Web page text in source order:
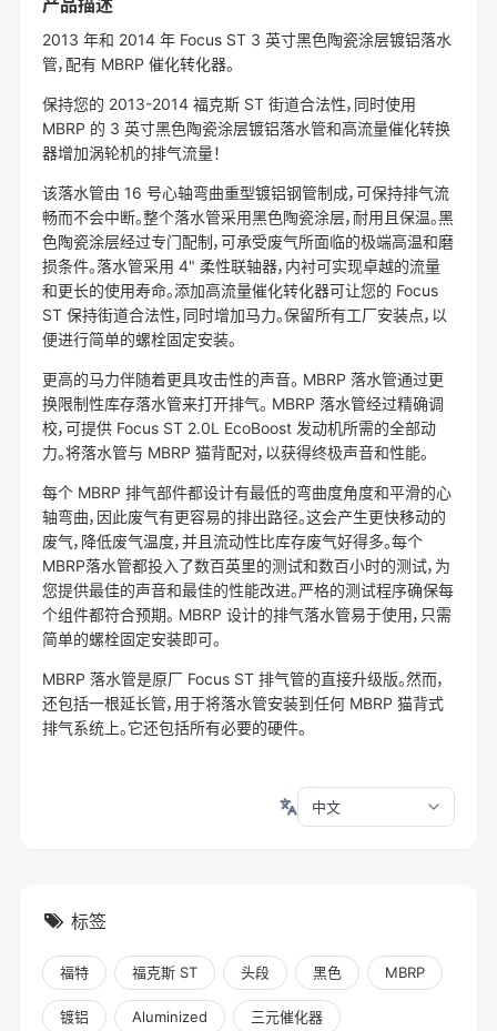
产品描述
2013 年和 2014 年 Focus ST 3 英寸黑色陶瓷涂层镀铝落水
管，配有 MBRP 催化转化器。
保持您的 2013-2014 福克斯 ST 街道合法性，同时使用
MBRP 的 3 英寸黑色陶瓷涂层镀铝落水管和高流量催化转换
器增加涡轮机的排气流量！
该落水管由 16 号心轴弯曲重型镀铝钢管制成，可保持排气流
畅而不会中断。整个落水管采用黑色陶瓷涂层，耐用且保温。黑
色陶瓷涂层经过专门配制，可承受废气所面临的极端高温和磨
损条件。落水管采用 4" 柔性联轴器，内衬可实现卓越的流量
和更长的使用寿命。添加高流量催化转化器可让您的 Focus
ST 保持街道合法性，同时增加马力。保留所有工厂安装点，以
便进行简单的螺栓固定安装。
更高的马力伴随着更具攻击性的声音。 MBRP 落水管通过更
换限制性库存落水管来打开排气。 MBRP 落水管经过精确调
校，可提供 Focus ST 2.0L EcoBoost 发动机所需的全部动
力。将落水管与 MBRP 猫背配对，以获得终极声音和性能。
每个 MBRP 排气部件都设计有最低的弯曲度角度和平滑的心
轴弯曲，因此废气有更容易的排出路径。这会产生更快移动的
废气，降低废气温度，并且流动性比库存废气好得多。每个
MBRP落水管都投入了数百英里的测试和数百小时的测试，为
您提供最佳的声音和最佳的性能改进。严格的测试程序确保每
个组件都符合预期。 MBRP 设计的排气落水管易于使用，只需
简单的螺栓固定安装即可。
MBRP 落水管是原厂 Focus ST 排气管的直接升级版。然而，
还包括一根延长管，用于将落水管安装到任何 MBRP 猫背式
排气系统上。它还包括所有必要的硬件。
标签
福特 福克斯 ST 头段 黑色 MBRP
镀铝 Aluminized 三元催化器